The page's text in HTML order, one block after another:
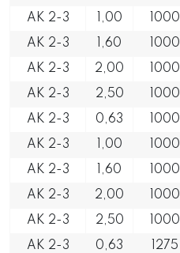
AK 2-3
1,00 1000
AK 2-3
1,60 1000
AK 2-3
2,00 1000
AK 2-3
2,50 1000
AK 2-3
0,63 1000
AK 2-3
1,00 1000
AK 2-3
1,60 1000
AK 2-3
2,00 1000
AK 2-3
2,50 1000
AK 2-3
0,63 1275